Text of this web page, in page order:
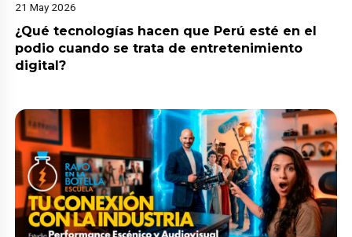
21 May 2026
¿Qué tecnologías hacen que Perú esté en el
podio cuando se trata de entretenimiento
digital?